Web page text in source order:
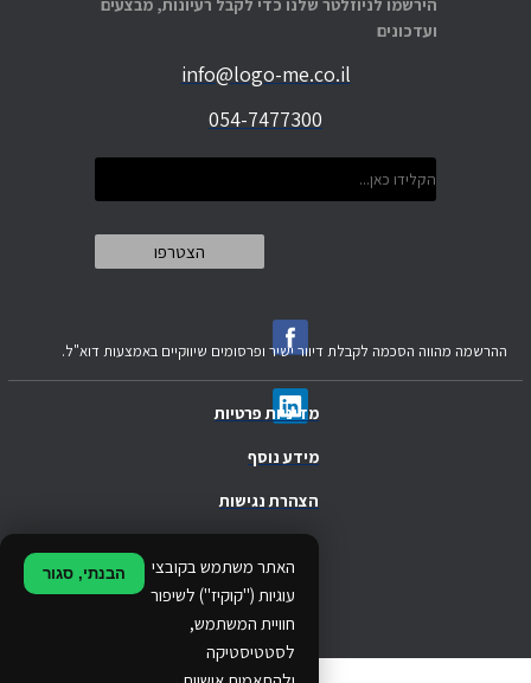
הירשמו לניוזלטר שלנו כדי לקבל רעיונות, מבצעים
ועדכונים
info@logo-me.co.il
054-7477300
מדיניות פרטיות
האתר משתמש בקובצי
עוגיות ("קוקיז") לשיפור
חוויית המשתמש,
לסטטיסטיקה
הבנתי, סגור
מידע נוסף
.
הצהרת נגישות
ההרשמה מהווה הסכמה לקבלת דיוור ישיר ופרסומים שיווקיים באמצעות דוא"ל.